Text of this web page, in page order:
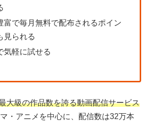
富で毎月無料で配布されるポイン
見られる
気軽に試せる
大級の作品数を誇る動画配信サービス
・アニメを中心に、配信数は32万本